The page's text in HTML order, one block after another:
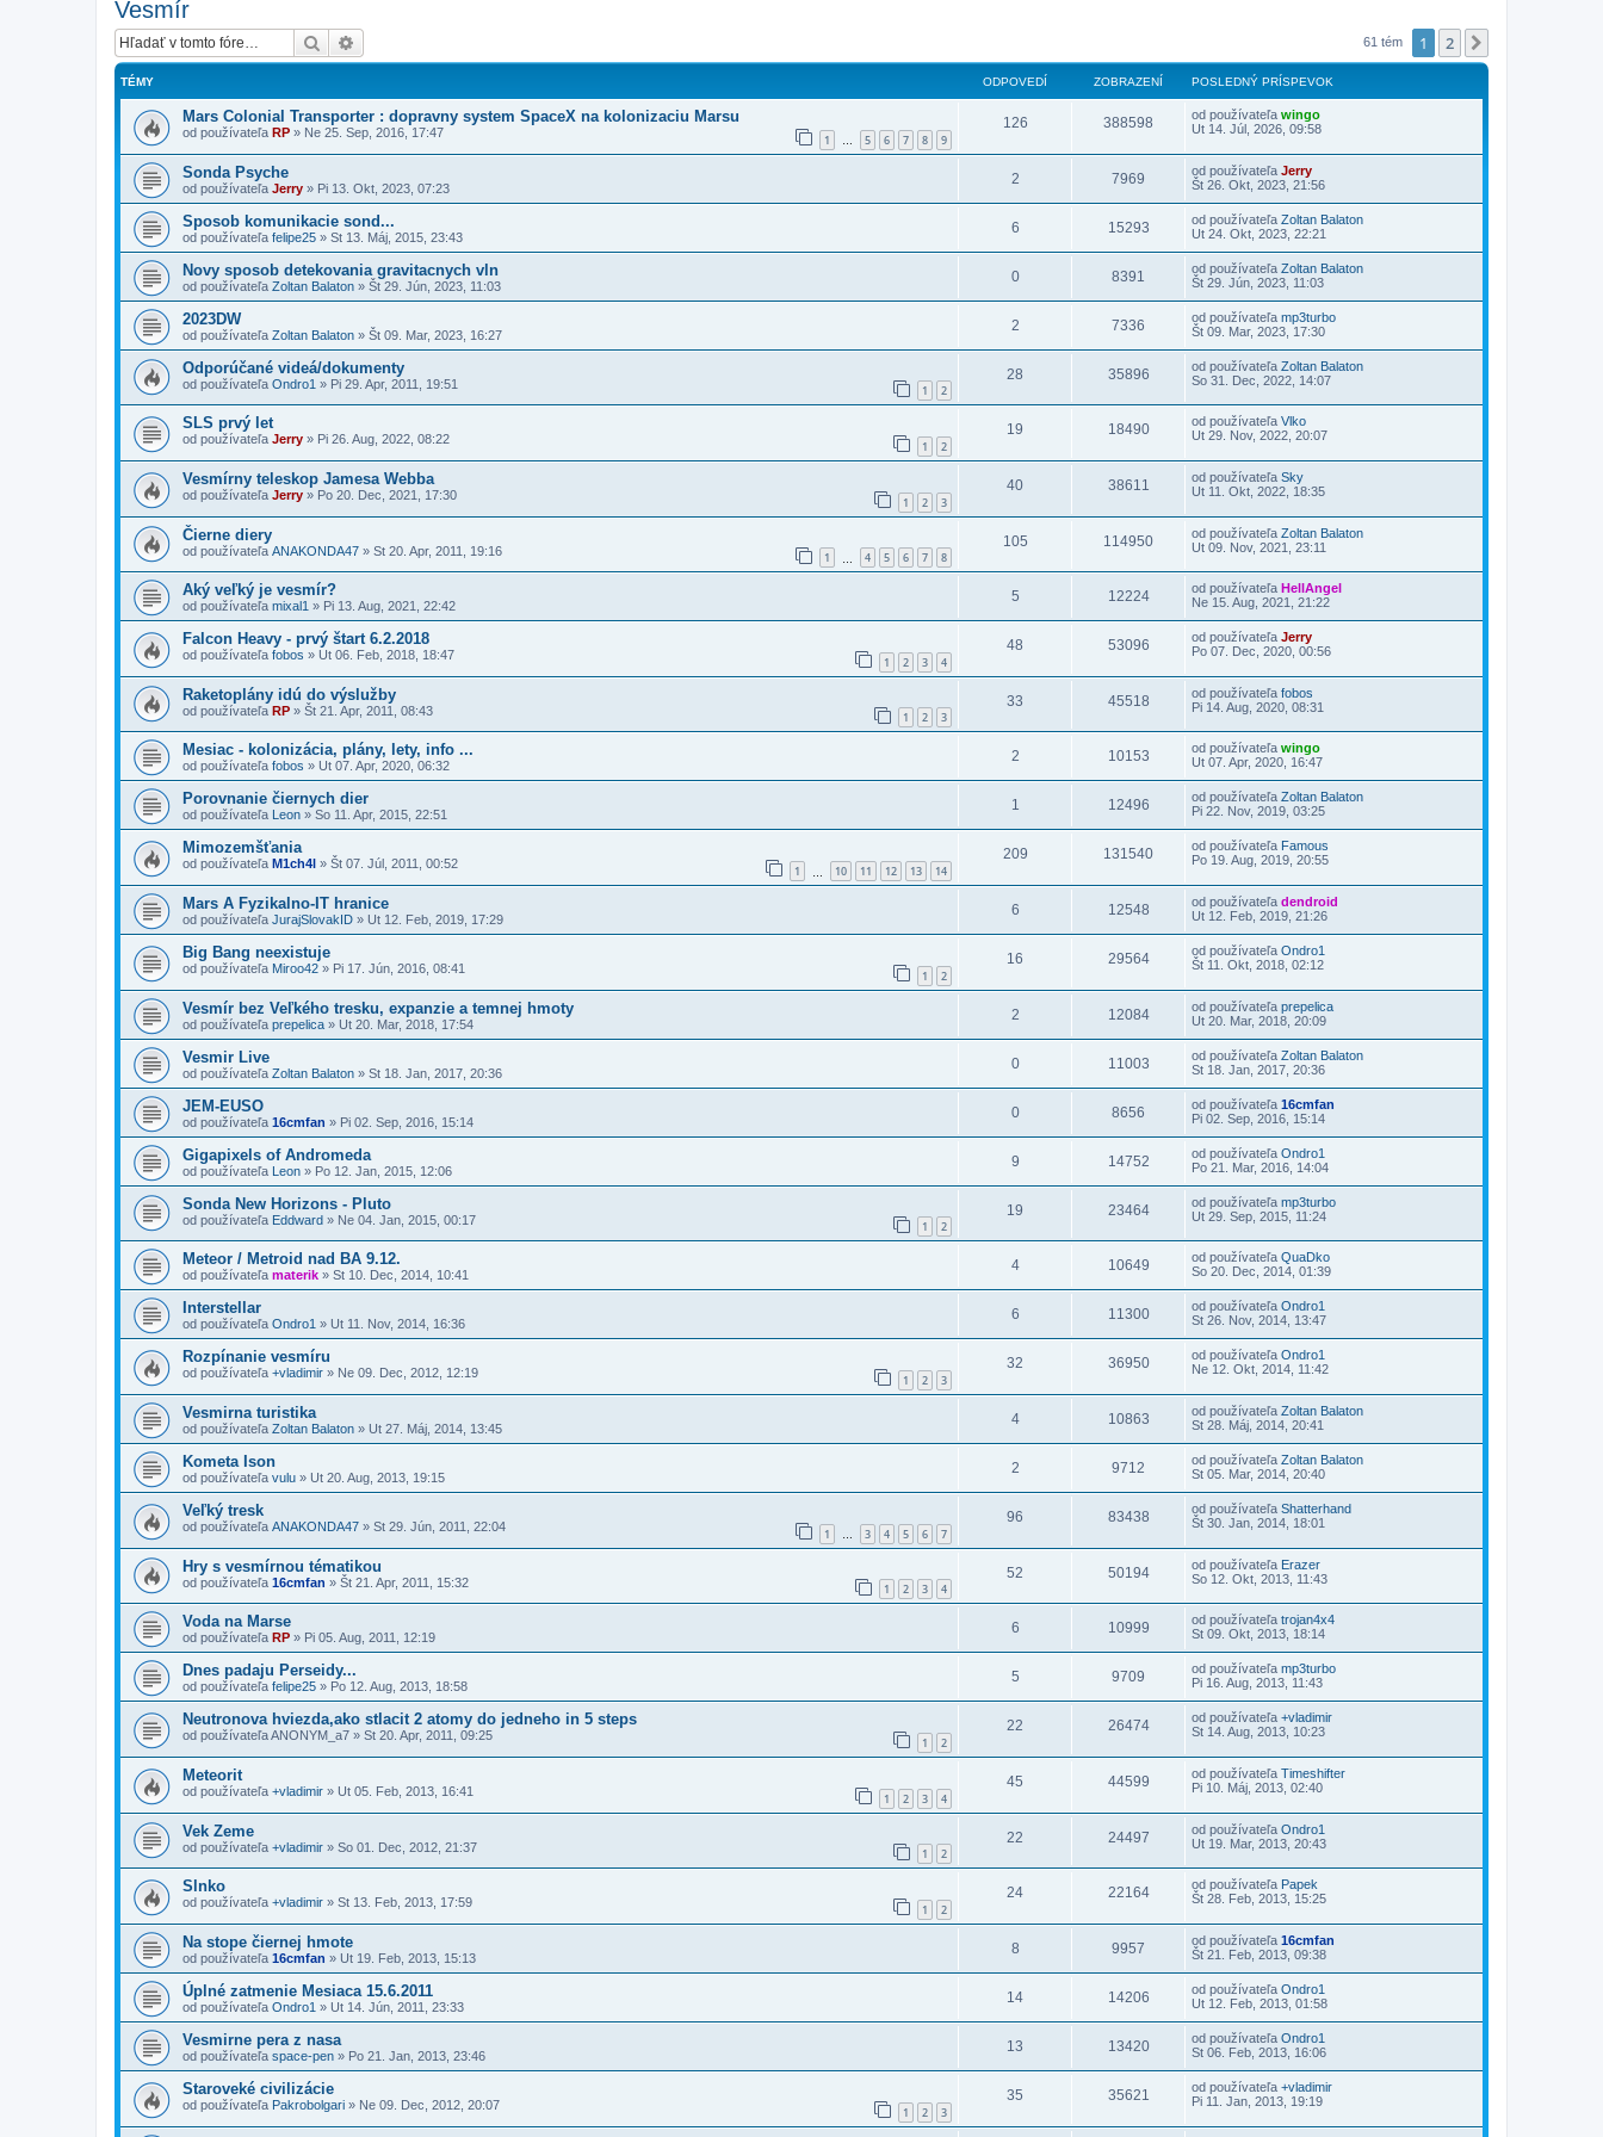
Vesmír
Hľadať 61 tém 1 2
TÉMY ODPOVEDÍ ZOBRAZENÍ POSLEDNÝ PRÍSPEVOK
Mars Colonial Transporter : dopravny system SpaceX na kolonizaciu Marsu
od používateľa RP » Ne 25. Sep, 2016, 17:47 1 … 5 6 7 8 9
126 388598 od používateľa wingo
Ut 14. Júl, 2026, 09:58
Sonda Psyche
od používateľa Jerry » Pi 13. Okt, 2023, 07:23
2 7969 od používateľa Jerry
Št 26. Okt, 2023, 21:56
Sposob komunikacie sond...
od používateľa felipe25 » St 13. Máj, 2015, 23:43
6 15293 od používateľa Zoltan Balaton
Ut 24. Okt, 2023, 22:21
Novy sposob detekovania gravitacnych vln
od používateľa Zoltan Balaton » Št 29. Jún, 2023, 11:03
0 8391 od používateľa Zoltan Balaton
Št 29. Jún, 2023, 11:03
2023DW
od používateľa Zoltan Balaton » Št 09. Mar, 2023, 16:27
2 7336 od používateľa mp3turbo
Št 09. Mar, 2023, 17:30
Odporúčané videá/dokumenty
od používateľa Ondro1 » Pi 29. Apr, 2011, 19:51 1 2
28 35896 od používateľa Zoltan Balaton
So 31. Dec, 2022, 14:07
SLS prvý let
od používateľa Jerry » Pi 26. Aug, 2022, 08:22 1 2
19 18490 od používateľa Vlko
Ut 29. Nov, 2022, 20:07
Vesmírny teleskop Jamesa Webba
od používateľa Jerry » Po 20. Dec, 2021, 17:30 1 2 3
40 38611 od používateľa Sky
Ut 11. Okt, 2022, 18:35
Čierne diery
od používateľa ANAKONDA47 » St 20. Apr, 2011, 19:16 1 4 5 6 7 8
105 114950 od používateľa Zoltan Balaton
Ut 09. Nov, 2021, 23:11
Aký veľký je vesmír?
od používateľa mixal1 » Pi 13. Aug, 2021, 22:42
5 12224 od používateľa HellAngel
Ne 15. Aug, 2021, 21:22
Falcon Heavy - prvý štart 6.2.2018
od používateľa fobos » Ut 06. Feb, 2018, 18:47 1 2 3 4
48 53096 od používateľa Jerry
Po 07. Dec, 2020, 00:56
Raketoplány idú do výslužby
od používateľa RP » Št 21. Apr, 2011, 08:43 1 2 3
33 45518 od používateľa fobos
Pi 14. Aug, 2020, 08:31
Mesiac - kolonizácia, plány, lety, info ...
od používateľa fobos » Ut 07. Apr, 2020, 06:32
2 10153 od používateľa wingo
Ut 07. Apr, 2020, 16:47
Porovnanie čiernych dier
od používateľa Leon » So 11. Apr, 2015, 22:51
1 12496 od používateľa Zoltan Balaton
Pi 22. Nov, 2019, 03:25
Mimozemšťania
od používateľa M1ch4l » Št 07. Júl, 2011, 00:52 1 10 11 12 13 14
209 131540 od používateľa Famous
Po 19. Aug, 2019, 20:55
Mars A Fyzikalno-IT hranice
od používateľa JurajSlovakID » Ut 12. Feb, 2019, 17:29
6 12548 od používateľa dendroid
Ut 12. Feb, 2019, 21:26
Big Bang neexistuje
od používateľa Miroo42 » Pi 17. Jún, 2016, 08:41 1 2
16 29564 od používateľa Ondro1
Št 11. Okt, 2018, 02:12
Vesmír bez Veľkého tresku, expanzie a temnej hmoty
od používateľa prepelica » Ut 20. Mar, 2018, 17:54
2 12084 od používateľa prepelica
Ut 20. Mar, 2018, 20:09
Vesmir Live
od používateľa Zoltan Balaton » St 18. Jan, 2017, 20:36
0 11003 od používateľa Zoltan Balaton
St 18. Jan, 2017, 20:36
JEM-EUSO
od používateľa 16cmfan » Pi 02. Sep, 2016, 15:14
0 8656 od používateľa 16cmfan
Pi 02. Sep, 2016, 15:14
Gigapixels of Andromeda
od používateľa Leon » Po 12. Jan, 2015, 12:06
9 14752 od používateľa Ondro1
Po 21. Mar, 2016, 14:04
Sonda New Horizons - Pluto
od používateľa Eddward » Ne 04. Jan, 2015, 00:17 1 2
19 23464 od používateľa mp3turbo
Ut 29. Sep, 2015, 11:24
Meteor / Metroid nad BA 9.12.
od používateľa materik » St 10. Dec, 2014, 10:41
4 10649 od používateľa QuaDko
So 20. Dec, 2014, 01:39
Interstellar
od používateľa Ondro1 » Ut 11. Nov, 2014, 16:36
6 11300 od používateľa Ondro1
St 26. Nov, 2014, 13:47
Rozpínanie vesmíru
od používateľa +vladimir » Ne 09. Dec, 2012, 12:19 1 2 3
32 36950 od používateľa Ondro1
Ne 12. Okt, 2014, 11:42
Vesmirna turistika
od používateľa Zoltan Balaton » Ut 27. Máj, 2014, 13:45
4 10863 od používateľa Zoltan Balaton
St 28. Máj, 2014, 20:41
Kometa Ison
od používateľa vulu » Ut 20. Aug, 2013, 19:15
2 9712 od používateľa Zoltan Balaton
St 05. Mar, 2014, 20:40
Veľký tresk
od používateľa ANAKONDA47 » St 29. Jún, 2011, 22:04 1 … 3 4 5 6 7
96 83438 od používateľa Shatterhand
Št 30. Jan, 2014, 18:01
Hry s vesmírnou tématikou
od používateľa 16cmfan » Št 21. Apr, 2011, 15:32 1 2 3 4
52 50194 od používateľa Erazer
So 12. Okt, 2013, 11:43
Voda na Marse
od používateľa RP » Pi 05. Aug, 2011, 12:19
6 10999 od používateľa trojan4x4
St 09. Okt, 2013, 18:14
Dnes padaju Perseidy...
od používateľa felipe25 » Po 12. Aug, 2013, 18:58
5 9709 od používateľa mp3turbo
Pi 16. Aug, 2013, 11:43
Neutronova hviezda,ako stlacit 2 atomy do jedneho in 5 steps
od používateľaANONYM_a7 » St 20. Apr, 2011, 09:25 1 2
22 26474 od používateľa +vladimir
St 14. Aug, 2013, 10:23
Meteorit
od používateľa +vladimir » Ut 05. Feb, 2013, 16:41 1 2 3 4
45 44599 od používateľa Timeshifter
Pi 10. Máj, 2013, 02:40
Vek Zeme
od používateľa +vladimir » So 01. Dec, 2012, 21:37 1 2
22 24497 od používateľa Ondro1
Ut 19. Mar, 2013, 20:43
Slnko
od používateľa +vladimir » St 13. Feb, 2013, 17:59 1 2
24 22164 od používateľa Papek
Št 28. Feb, 2013, 15:25
Na stope čiernej hmote
od používateľa 16cmfan » Ut 19. Feb, 2013, 15:13
8 9957 od používateľa 16cmfan
Št 21. Feb, 2013, 09:38
Úplné zatmenie Mesiaca 15.6.2011
od používateľa Ondro1 » Ut 14. Jún, 2011, 23:33
14 14206 od používateľa Ondro1
Ut 12. Feb, 2013, 01:58
Vesmirne pera z nasa
od používateľa space-pen » Po 21. Jan, 2013, 23:46
13 13420 od používateľa Ondro1
St 06. Feb, 2013, 16:06
Staroveké civilizácie
od používateľa Pakrobolgari » Ne 09. Dec, 2012, 20:07 1 2 3
35 35621 od používateľa +vladimir
Pi 11. Jan, 2013, 19:19